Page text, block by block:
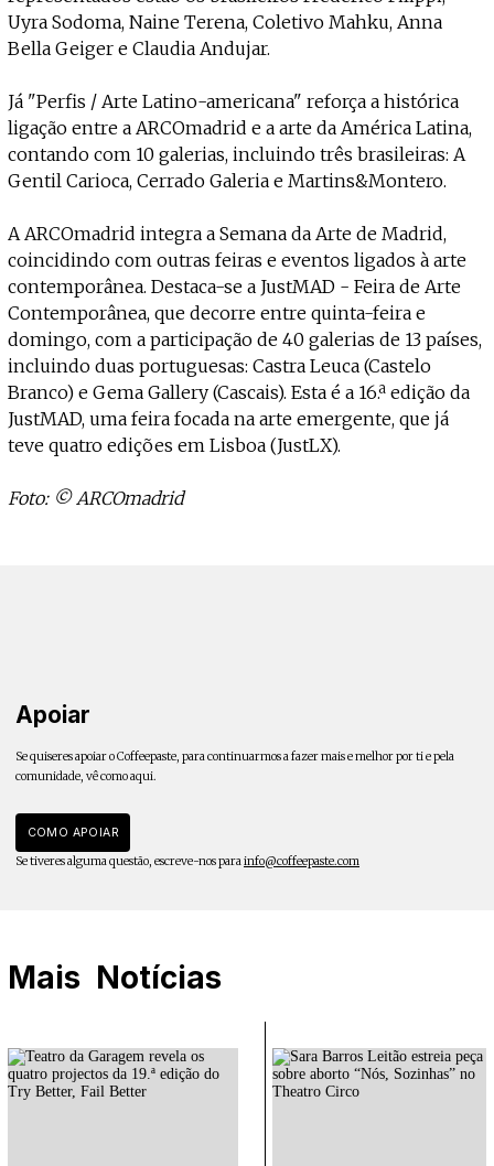
Uyra Sodoma, Naine Terena, Coletivo Mahku, Anna
Bella Geiger e Claudia Andujar.
Já "Perfis / Arte Latino-americana" reforça a histórica
ligação entre a ARCOmadrid e a arte da América Latina,
contando com 10 galerias, incluindo três brasileiras: A
Gentil Carioca, Cerrado Galeria e Martins&Montero.
A ARCOmadrid integra a Semana da Arte de Madrid,
coincidindo com outras feiras e eventos ligados à arte
contemporânea. Destaca-se a JustMAD - Feira de Arte
Contemporânea, que decorre entre quinta-feira e
domingo, com a participação de 40 galerias de 13 países,
incluindo duas portuguesas: Castra Leuca (Castelo
Branco) e Gema Gallery (Cascais). Esta é a 16.ª edição da
JustMAD, uma feira focada na arte emergente, que já
teve quatro edições em Lisboa (JustLX).
Foto: © ARCOmadrid
Apoiar
Se quiseres apoiar o Coffeepaste, para continuarmos a fazer mais e melhor por ti e pela
comunidade, vê como aqui.
COMO APOIAR
Se tiveres alguma questão, escreve-nos parainfo@coffeepaste.com
Mais Notícias